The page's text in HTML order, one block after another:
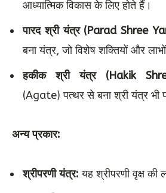
आध्यात्मिक विकास के लिए होते हैं।
पारद श्री यंत्र (Parad Shree
बना यंत्र, जो विशेष शक्तियों और
हकीक श्री यंत्र (Hakik
(Agate) पत्थर से बना श्री यंत्र भी
अन्य प्रकार:
श्रीपरणी यंत्र: यह श्रीपरणी वृक्ष